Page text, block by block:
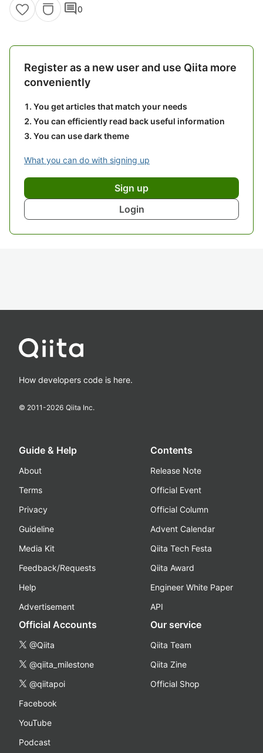
comment0
Register as a new user and use Qiita more
conveniently
You get articles that match your needs
You can efficiently read back useful information
You can use dark theme
What you can do with signing up
Sign up
Login
How developers code is here.
© 2011-2026 Qiita Inc.
Guide & Help
About
Terms
Privacy
Guideline
Media Kit
Feedback/Requests
Help
Advertisement
Contents
Release Note
Official Event
Official Column
Advent Calendar
Qiita Tech Festa
Qiita Award
Engineer White Paper
API
Official Accounts
@Qiita
@qiita_milestone
@qiitapoi
Facebook
YouTube
Podcast
Our service
Qiita Team
Qiita Zine
Official Shop